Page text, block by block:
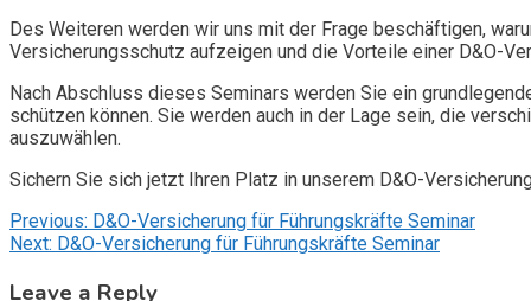
Des Weiteren werden wir uns mit der Frage beschäftigen,
Versicherungsschutz aufzeigen und die Vorteile einer D&O-
Nach Abschluss dieses Seminars werden Sie ein
schützen können. Sie werden auch in der Lage sein, die
auszuwählen.
Sichern Sie sich jetzt Ihren Platz in unserem D&O-
Post
navigation
Previous: D&O-Versicherung für Führungskräfte Seminar
Next: D&O-Versicherung für Führungskräfte Seminar
Leave a Reply